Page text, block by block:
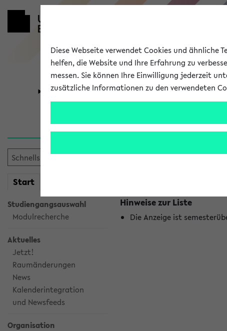
Universität Forschung
Start
Studiengangsauswahl
Modulrecherche
Aktuelles
Jetzt!
Raumänderungen
News
Kalenderintegration
und Newsfeeds
Organisation
Jetzt und in
Hinweise zur Liste
Die Anzeige ist
Diese Webseite verwendet Cookies und
helfen, die Website und Ihre Erfahrung zu
messen. Sie können Ihre Einwilligung jederzeit
zusätzliche Informationen zu den verwendeten